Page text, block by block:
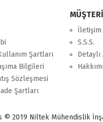
Şartları
Bilgileri
Sözleşmesi
Şartları
İletişim
S.S.S.
Detaylı
© 2019 Niltek Mühendislik